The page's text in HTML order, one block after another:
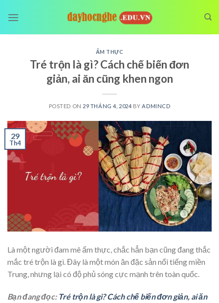
ẨM THỰC
Tré trộn là gì? Cách chế biến đơn
giản, ai ăn cũng khen ngon
POSTED ON 29 THÁNG 4, 2024 BY ADMINCD
29
Th4
Là một người đam mê ẩm thực, chắc hẳn bạn cũng đang thắc
mắc tré trộn là gì. Đây là một món ăn đặc sản nổi tiếng miền
Trung, nhưng lại có độ phủ sóng cực mạnh trên toàn quốc.
Bạn đang đọc: Tré trộn là gì? Cách chế biến đơn giản, ai ăn